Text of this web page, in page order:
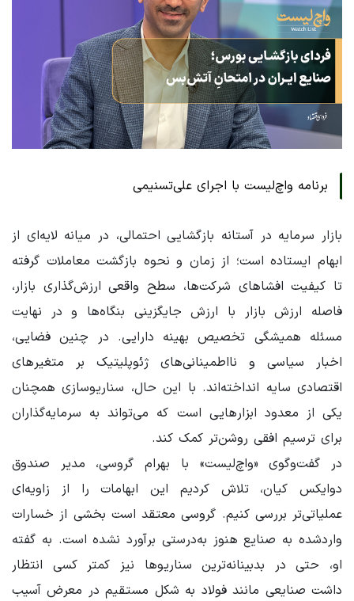
برنامه واچ‌لیست با اجرای علی‌تسنیمی
بازار سرمایه در آستانه بازگشایی احتمالی، در میانه لایه‌ای از
ابهام ایستاده است؛ از زمان و نحوه بازگشت معاملات گرفته
تا کیفیت افشاهای شرکت‌ها، سطح واقعی ارزش‌گذاری بازار،
فاصله ارزش بازار با ارزش جایگزینی بنگاه‌ها و در نهایت
مسئله همیشگی تخصیص بهینه دارایی. در چنین فضایی،
اخبار سیاسی و نااطمینانی‌های ژئوپلیتیک بر متغیرهای
اقتصادی سایه انداخته‌اند. با این حال، سناریوسازی همچنان
یکی از معدود ابزارهایی است که می‌تواند به سرمایه‌گذاران
برای ترسیم افقی روشن‌تر کمک کند.
در گفت‌وگوی «واچ‌لیست» با بهرام گروسی، مدیر صندوق
دوایکس کیان، تلاش کردیم این ابهامات را از زاویه‌ای
عملیاتی‌تر بررسی کنیم. گروسی معتقد است بخشی از خسارات
واردشده به صنایع هنوز به‌درستی برآورد نشده است. به گفته
او، حتی در بدبینانه‌ترین سناریوها نیز کمتر کسی انتظار
داشت صنایعی مانند فولاد به شکل مستقیم در معرض آسیب